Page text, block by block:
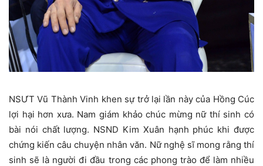
NSƯT Vũ Thành Vinh khen sự trở lại lần này của Hồng Cúc
lợi hại hơn xưa. Nam giám khảo chúc mừng nữ thí sinh có
bài nói chất lượng. NSND Kim Xuân hạnh phúc khi được
chứng kiến câu chuyện nhân văn. Nữ nghệ sĩ mong rằng thí
sinh sẽ là người đi đầu trong các phong trào để làm nhiều